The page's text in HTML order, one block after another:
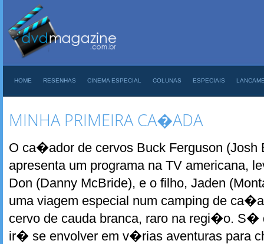
HOME RESENHAS CINEMA ESPECIAL COLUNAS ESPECIAIS
MINHA PRIMEIRA CA�ADA
O ca�ador de cervos Buck Ferguson (Josh
apresenta um programa na TV americana,
Don (Danny McBride), e o filho, Jaden
uma viagem especial num camping de
cervo de cauda branca, raro na regi�o. S�
ir� se envolver em v�rias aventuras para